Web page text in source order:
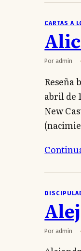
CARTAS A
Por admin
Reseña
abril de
New
Por admin